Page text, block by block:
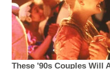
These '90s Couples Will